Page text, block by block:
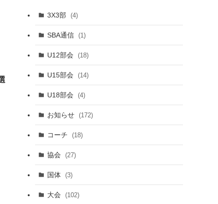
3X3部 (4)
SBA通信 (1)
U12部会 (18)
U15部会 (14)
U18部会 (4)
お知らせ (172)
コーチ (18)
協会 (27)
国体 (3)
大会 (102)